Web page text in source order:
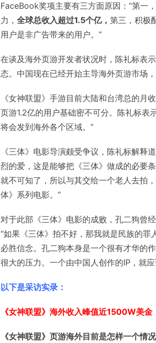
FaceBook奖项主要有三方面原因：“第一
力， 全球总收入超过1.5个亿， 第三，积极
用户是非广告带来的用户。”
在谈及海外页游开发者状况时，陈礼标表
态。中国现在已经开始主导海外页游市场
《女神联盟》手游目前大陆和台湾总的月
页游1.2亿的用户基础密不可分。陈礼标表
将会发到海外各个区域。”
《三体》电影导演颇受争议，陈礼标解释
烈的爱，这是能够把《三体》做成的必要
就不可知了，所以与其交给一个老人去拍
体》系列电影。”
对于此部《三体》电影的成败，孔二狗曾
“如果《三体》拍不好，那我就是民族的罪
必胜信念。孔二狗本身是一个很有才华的
很大的压力。一个由中国人创作的IP，就
以下是采访实录：
《女神联盟》海外收入峰值近1500W美金
《女神联盟》页游海外目前是怎样一个情